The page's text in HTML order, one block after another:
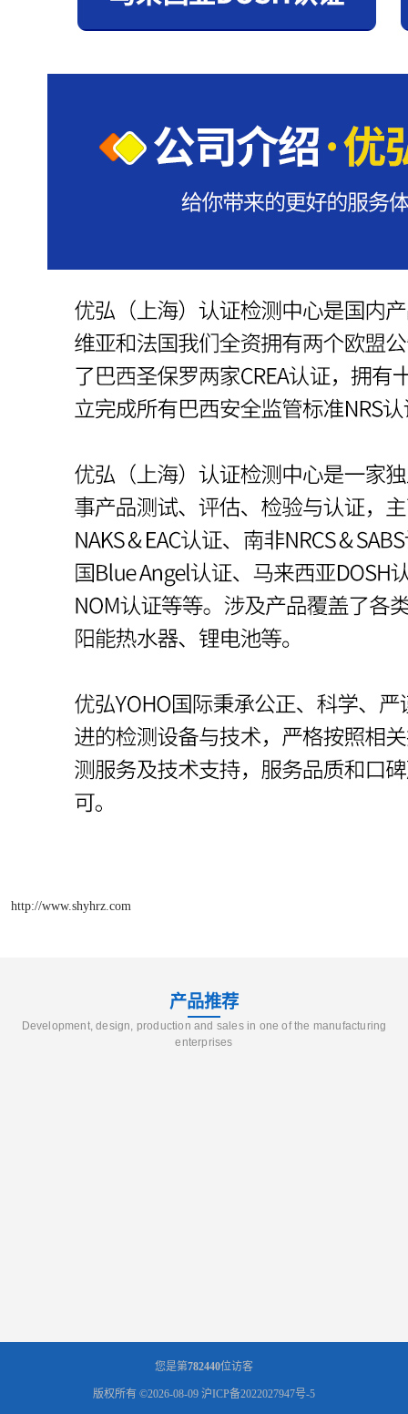
http://www.shyhrz.com
产品推荐
Development, design, production and sales in one of the manufacturing
enterprises
您是第782440位访客
版权所有 ©2026-08-09 沪ICP备2022027947号-5